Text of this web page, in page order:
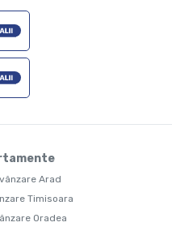
Arad
Timisoara
Oradea